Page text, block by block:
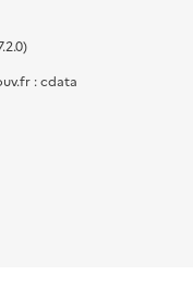
: cdata